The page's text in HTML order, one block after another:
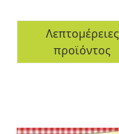
Λεπτομέρειες
προϊόντος